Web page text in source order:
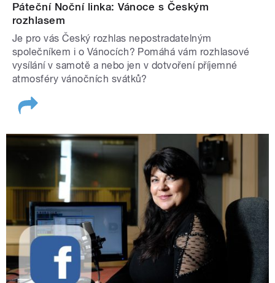
Páteční Noční linka: Vánoce s Českým
rozhlasem
Je pro vás Český rozhlas nepostradatelným
společníkem i o Vánocích? Pomáhá vám rozhlasové
vysílání v samotě a nebo jen v dotvoření příjemné
atmosféry vánočních svátků?